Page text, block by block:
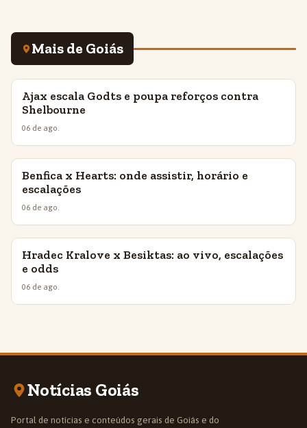
Mais de Goiás
INSIGHTS
Ajax escala Godts e poupa reforços contra
Shelbourne
06 de ago.
INSIGHTS
Benfica x Hearts: onde assistir, horário e
escalações
06 de ago.
INSIGHTS
Hradec Kralove x Besiktas: ao vivo, escalações
e odds
06 de ago.
Notícias Goiás
Portal de notícias e conteúdos gerais de Goiás e do